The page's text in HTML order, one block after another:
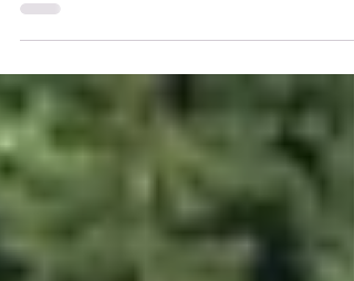
les plus fascinantes d'Europe. Située au cœur
enneigés, ses aurores boréales et ses
traîneau, balade avec les rennes, motoneige
dans les forêts lapones et visite du village
officiel du Père Noël, découvrez dans ce guide
complet tout ce qu'il faut savoir pour préparer
votre voyage à Rovaniemi.